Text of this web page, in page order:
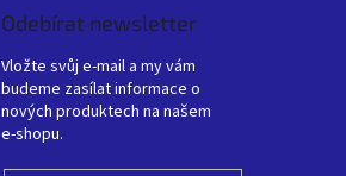
Odebírat newsletter
Vložte svůj e-mail a my vám
budeme zasílat informace o
nových produktech na našem
e-shopu.